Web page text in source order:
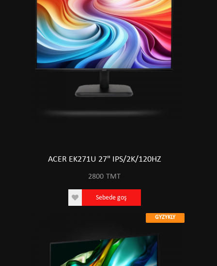
ACER EK271U 27" IPS/2K/120HZ
2800 TMT
Sebede goş
GYZYKLY